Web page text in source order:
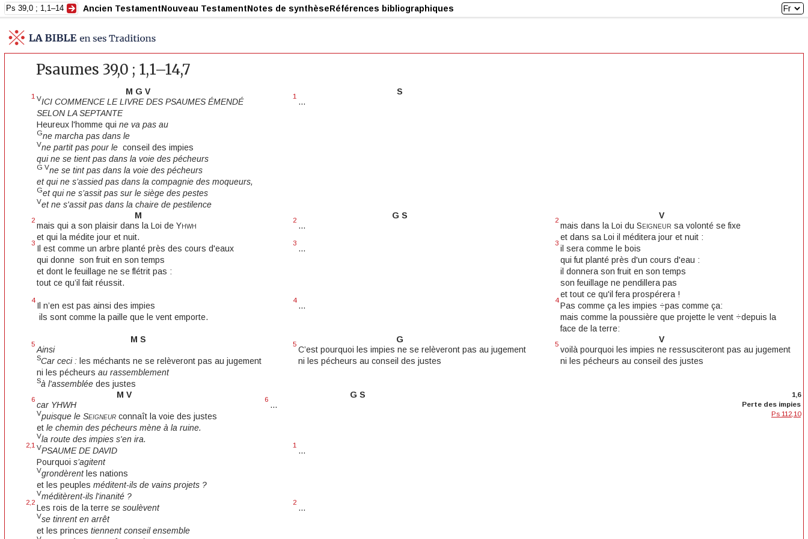
Ancien TestamentNouveau TestamentNotes de synthèseRéférences bibliographiques Fr
Psaumes 39,0 ; 1,1–14,7
M G V S
1 VICI COMMENCE LE LIVRE DES PSAUMES ÉMENDÉ
SELON LA SEPTANTE
Heureux l'homme qui ne va pas au
Gne marcha pas dans le
Vne partit pas pour le conseil des impies
qui ne se tient pas dans la voie des pécheurs
G Vne se tint pas dans la voie des pécheurs
et qui ne s’assied pas dans la compagnie des moqueurs,
Get qui ne s’assit pas sur le siège des pestes
Vet ne s'assit pas dans la chaire de pestilence
1
...
M G S V
2
mais qui a son plaisir dans la Loi de Yhwh
et qui la médite jour et nuit.
2
...
2
mais dans la Loi du Seigneur sa volonté se fixe
et dans sa Loi il méditera jour et nuit :
3
Il est comme un arbre planté près des cours d'eaux
qui donne son fruit en son temps
et dont le feuillage ne se flétrit pas :
tout ce qu’il fait réussit.
3
...
3
il sera comme le bois
qui fut planté près d'un cours d'eau :
il donnera son fruit en son temps
son feuillage ne pendillera pas
et tout ce qu'il fera prospérera !
4
Il n’en est pas ainsi des impies
ils sont comme la paille que le vent emporte.
4
...
4
Pas comme ça les impies ÷pas comme ça:
mais comme la poussière que projette le vent ÷depuis la
face de la terre:
M S
G V
5
Ainsi
SCar ceci :les méchants ne se relèveront pas au jugement
ni les pécheurs au rassemblement
Sà l'assembléedes justes
5
C’est pourquoi les impies ne se relèveront pas au jugement
ni les pécheurs au conseil des justes
5
voilà pourquoi les impies ne ressusciteront pas au jugement
ni les pécheurs au conseil des justes
M V G S
6
car YHWH
Vpuisque le Seigneur connaît la voie des justes
et le chemin des pécheurs mène à la ruine.
Vla route des impies s'en ira.
6
...
1,6
Perte des impies
Ps 112,10
2,1 VPSAUME DE DAVID
Pourquoi s’agitent
Vgrondèrentles nations
et les peuples méditent-ils de vains projets ?
Vméditèrent-ils l'inanité ?
1
...
2,2
Les rois de la terre se soulèvent
Vse tinrent en arrêt
et les princes tiennent conseil ensemble
2
...